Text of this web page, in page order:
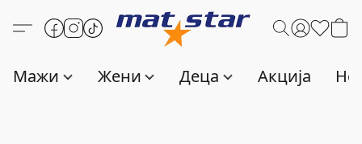
Мажи Жени Деца Акција